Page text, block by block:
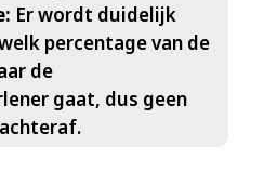
Er wordt duidelijk
percentage van de
de
gaat, dus geen